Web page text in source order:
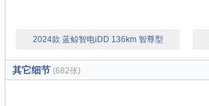
2024款 蓝鲸智电iDD 136km 智尊型
其它细节 (682张)